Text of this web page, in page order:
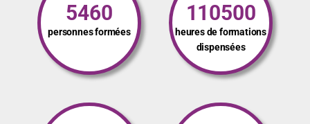
5460
personnes formées
110500
heures de formations
dispensées